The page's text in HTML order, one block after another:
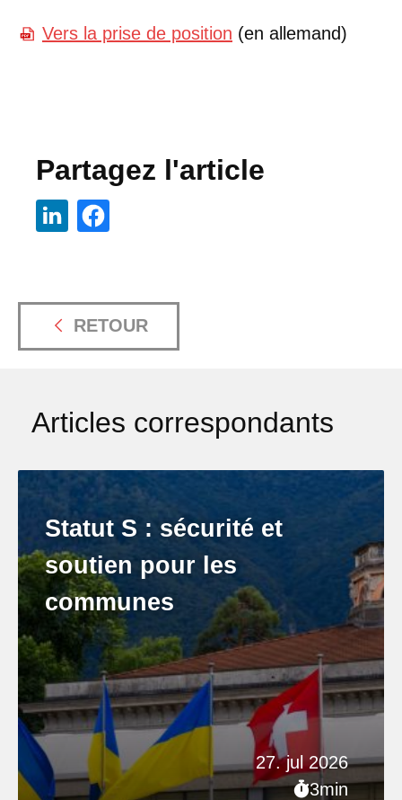
Vers la prise de position (en allemand)
Partagez l'article
RETOUR
Articles correspondants
27. jul 2026
3min
Statut S : sécurité et
soutien pour les
communes